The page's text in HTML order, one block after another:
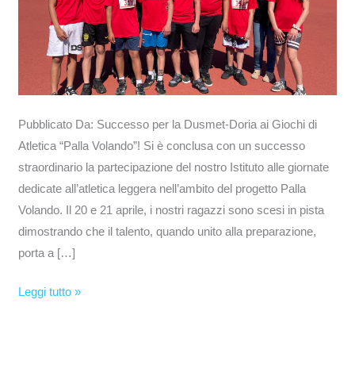
Pubblicato Da: Successo per la Dusmet-Doria ai Giochi di
Atletica “Palla Volando”! Si è conclusa con un successo
straordinario la partecipazione del nostro Istituto alle giornate
dedicate all’atletica leggera nell’ambito del progetto Palla
Volando. Il 20 e 21 aprile, i nostri ragazzi sono scesi in pista
dimostrando che il talento, quando unito alla preparazione,
porta a […]
Volando”!
Leggi tutto »